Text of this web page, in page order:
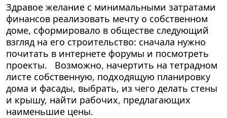
Здравое желание с минимальными затратами
финансов реализовать мечту о собственном
доме, сформировало в обществе следующий
взгляд на его строительство: сначала нужно
почитать в интернете форумы и посмотреть
проекты. Возможно, начертить на тетрадном
листе собственную, подходящую планировку
дома и фасады, выбрать, из чего делать стены
и крышу, найти рабочих, предлагающих
наименьшие цены.